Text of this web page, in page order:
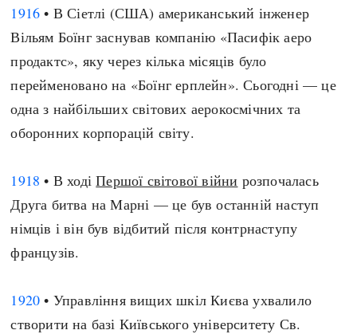
1916 • В Сіетлі (США) американський інженер
Вільям Боїнг заснував компанію «Пасифік аеро
продактс», яку через кілька місяців було
перейменовано на «Боїнг ерплейн». Сьогодні — це
одна з найбільших світових аерокосмічних та
оборонних корпорацій світу.
1918 • В ходіПершої світової війни розпочалась
Друга битва на Марні — це був останній наступ
німців і він був відбитий після контрнаступу
французів.
1920 • Управління вищих шкіл Києва ухвалило
створити на базі Київського університету Св.